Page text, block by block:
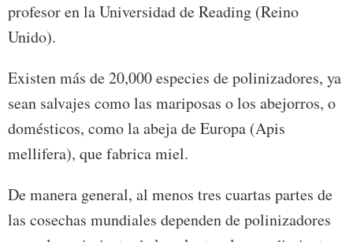
profesor en la Universidad de Reading (Reino
Unido).
Existen más de 20,000 especies de polinizadores, ya
sean salvajes como las mariposas o los abejorros, o
domésticos, como la abeja de Europa (Apis
mellifera), que fabrica miel.
De manera general, al menos tres cuartas partes de
las cosechas mundiales dependen de polinizadores